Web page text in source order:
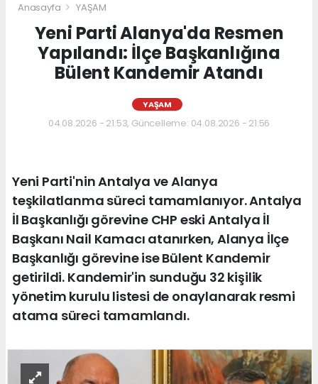
Anasayfa YAŞAM
Yeni Parti Alanya'da Resmen
Yapılandı: İlçe Başkanlığına
Bülent Kandemir Atandı
YAŞAM
04.08.2026 - 21:53, Güncelleme: 04.08.2026 - 21:56
Yeni Parti'nin Antalya ve Alanya
teşkilatlanma süreci tamamlanıyor. Antalya
İl Başkanlığı görevine CHP eski Antalya İl
Başkanı Nail Kamacı atanırken, Alanya İlçe
Başkanlığı görevine ise Bülent Kandemir
getirildi. Kandemir'in sunduğu 32 kişilik
yönetim kurulu listesi de onaylanarak resmi
atama süreci tamamlandı.